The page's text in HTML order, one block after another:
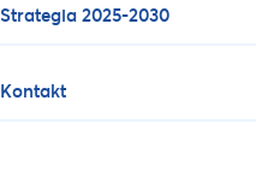
Strategia 2025-2030
Kontakt